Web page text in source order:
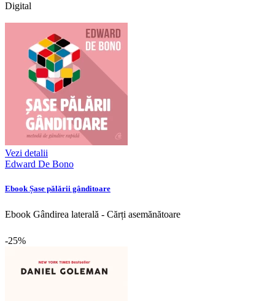
Digital
Vezi detalii
Edward De Bono
Ebook Șase pălării gânditoare
Ebook Gândirea laterală - Cărți asemănătoare
-25%